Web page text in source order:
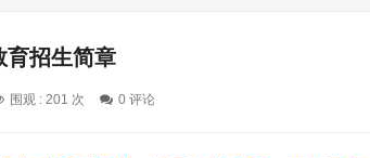
育招生简章
围观 : 201 次 0 评论